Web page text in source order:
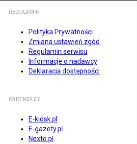
REGULAMIN
Polityka Prywatności
Zmiana ustawień zgód
Regulamin serwisu
Informacje o nadawcy
Deklaracja dostępności
PARTNERZY
E-kiosk.pl
E-gazety.pl
Nexto.pl